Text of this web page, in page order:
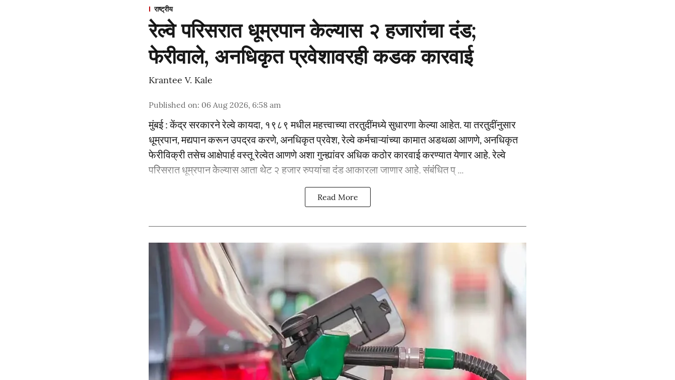
राष्ट्रीय
रेल्वे परिसरात धूम्रपान केल्यास २ हजारांचा दंड;
फेरीवाले, अनधिकृत प्रवेशावरही कडक कारवाई
Krantee V. Kale
Published on: 06 Aug 2026, 6:58 am
मुंबई : केंद्र सरकारने रेल्वे कायदा, १९८९ मधील महत्त्वाच्या तरतुदींमध्ये सुधारणा केल्या आहेत. या तरतुदींनुसार
धूम्रपान, मद्यपान करून उपद्रव करणे, अनधिकृत प्रवेश, रेल्वे कर्मचाऱ्यांच्या कामात अडथळा आणणे, अनधिकृत
फेरीविक्री तसेच आक्षेपार्ह वस्तू रेल्वेत आणणे अशा गुन्ह्यांवर अधिक कठोर कारवाई करण्यात येणार आहे. रेल्वे
परिसरात धूम्रपान केल्यास आता थेट २ हजार रुपयांचा दंड आकारला जाणार आहे. संबंधित प् ...
Read More